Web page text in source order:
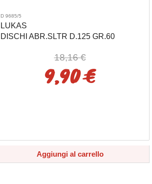
D 9685/5
LUKAS
DISCHI ABR.SLTR D.125 GR.60
18,16 €
9,90 €
Aggiungi al carrello